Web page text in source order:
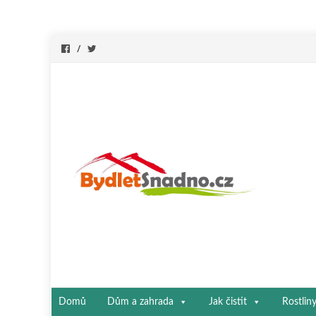
Přeskočit
Domů Dům a zahrada Jak čistit Rostliny